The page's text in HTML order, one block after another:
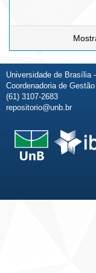
Universidade de Brasília
Coordenadoria de
(61) 3107-2683
repositorio@unb.br